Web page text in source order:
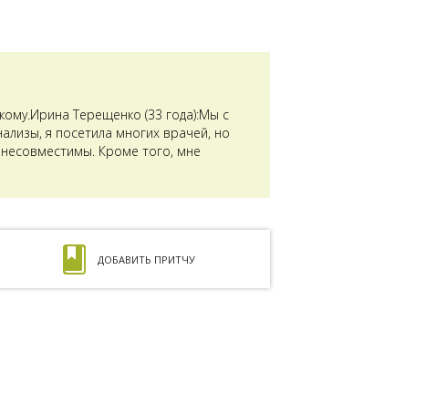
Терещенко (33 года):Мы с
я посетила многих врачей, но
Кроме того, мне
ДОБАВИТЬ ПРИТЧУ